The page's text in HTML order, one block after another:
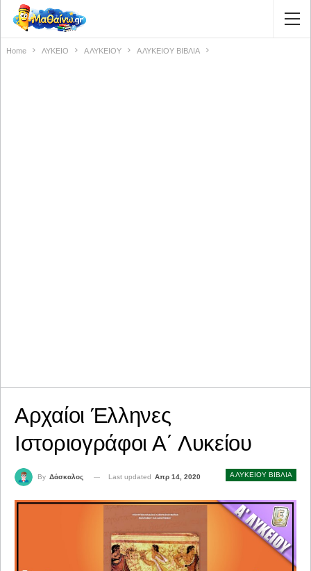
Home ΛΥΚΕΙΟ Α ΛΥΚΕΙΟΥ Α ΛΥΚΕΙΟΥ ΒΙΒΛΙΑ
Αρχαίοι Έλληνες
Ιστοριογράφοι Α΄ Λυκείου
Α ΛΥΚΕΙΟΥ ΒΙΒΛΙΑ
By Δάσκαλος Last updated Απρ 14, 2020